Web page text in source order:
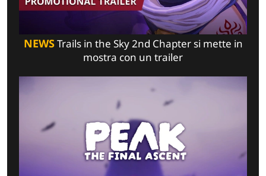
NEWSTrails in the Sky 2nd Chapter si mette in
mostra con un trailer